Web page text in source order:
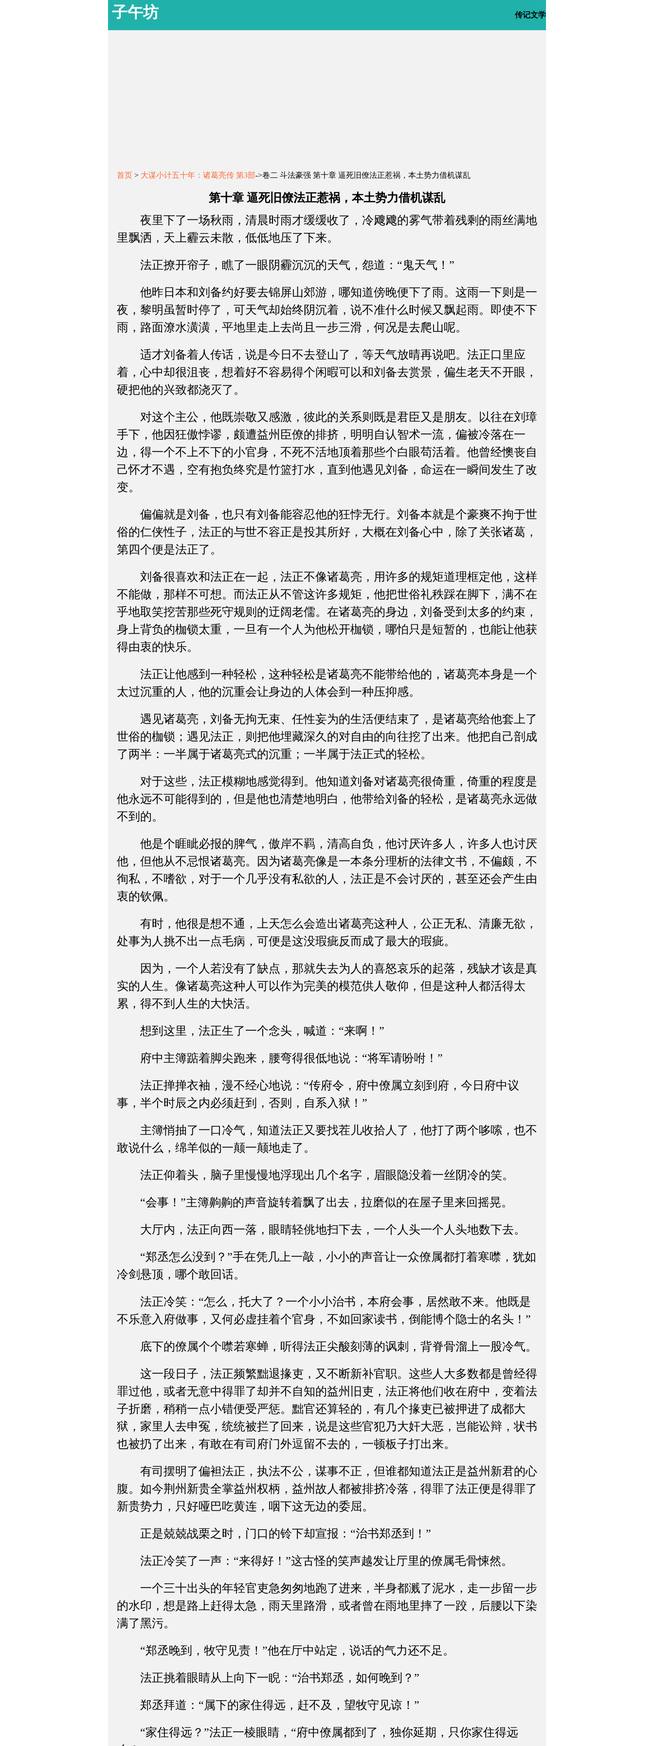
子午坊 传记文学
首页 > 大谋小计五十年：诸葛亮传 第3部->卷二 斗法豪强 第十章 逼死旧僚法正惹祸，本土势力借机谋乱
第十章 逼死旧僚法正惹祸，本土势力借机谋乱
夜里下了一场秋雨，清晨时雨才缓缓收了，冷飕飕的雾气带着残剩的雨丝满地
里飘洒，天上霾云未散，低低地压了下来。
法正撩开帘子，瞧了一眼阴霾沉沉的天气，怨道：“鬼天气！”
他昨日本和刘备约好要去锦屏山郊游，哪知道傍晚便下了雨。这雨一下则是一
夜，黎明虽暂时停了，可天气却始终阴沉着，说不准什么时候又飘起雨。即使不下
雨，路面潦水潢潢，平地里走上去尚且一步三滑，何况是去爬山呢。
适才刘备着人传话，说是今日不去登山了，等天气放晴再说吧。法正口里应
着，心中却很沮丧，想着好不容易得个闲暇可以和刘备去赏景，偏生老天不开眼，
硬把他的兴致都浇灭了。
对这个主公，他既崇敬又感激，彼此的关系则既是君臣又是朋友。以往在刘璋
手下，他因狂傲悖谬，颇遭益州臣僚的排挤，明明自认智术一流，偏被冷落在一
边，得一个不上不下的小官身，不死不活地顶着那些个白眼苟活着。他曾经懊丧自
己怀才不遇，空有抱负终究是竹篮打水，直到他遇见刘备，命运在一瞬间发生了改
变。
偏偏就是刘备，也只有刘备能容忍他的狂悖无行。刘备本就是个豪爽不拘于世
俗的仁侠性子，法正的与世不容正是投其所好，大概在刘备心中，除了关张诸葛，
第四个便是法正了。
刘备很喜欢和法正在一起，法正不像诸葛亮，用许多的规矩道理框定他，这样
不能做，那样不可想。而法正从不管这许多规矩，他把世俗礼秩踩在脚下，满不在
乎地取笑挖苦那些死守规则的迂阔老儒。在诸葛亮的身边，刘备受到太多的约束，
身上背负的枷锁太重，一旦有一个人为他松开枷锁，哪怕只是短暂的，也能让他获
得由衷的快乐。
法正让他感到一种轻松，这种轻松是诸葛亮不能带给他的，诸葛亮本身是一个
太过沉重的人，他的沉重会让身边的人体会到一种压抑感。
遇见诸葛亮，刘备无拘无束、任性妄为的生活便结束了，是诸葛亮给他套上了
世俗的枷锁；遇见法正，则把他埋藏深久的对自由的向往挖了出来。他把自己剖成
了两半：一半属于诸葛亮式的沉重；一半属于法正式的轻松。
对于这些，法正模糊地感觉得到。他知道刘备对诸葛亮很倚重，倚重的程度是
他永远不可能得到的，但是他也清楚地明白，他带给刘备的轻松，是诸葛亮永远做
不到的。
他是个睚眦必报的脾气，傲岸不羁，清高自负，他讨厌许多人，许多人也讨厌
他，但他从不忌恨诸葛亮。因为诸葛亮像是一本条分理析的法律文书，不偏颇，不
徇私，不嗜欲，对于一个几乎没有私欲的人，法正是不会讨厌的，甚至还会产生由
衷的钦佩。
有时，他很是想不通，上天怎么会造出诸葛亮这种人，公正无私、清廉无欲，
处事为人挑不出一点毛病，可便是这没瑕疵反而成了最大的瑕疵。
因为，一个人若没有了缺点，那就失去为人的喜怒哀乐的起落，残缺才该是真
实的人生。像诸葛亮这种人可以作为完美的模范供人敬仰，但是这种人都活得太
累，得不到人生的大快活。
想到这里，法正生了一个念头，喊道：“来啊！”
府中主簿踮着脚尖跑来，腰弯得很低地说：“将军请吩咐！”
法正掸掸衣袖，漫不经心地说：“传府令，府中僚属立刻到府，今日府中议
事，半个时辰之内必须赶到，否则，自系入狱！”
主簿悄抽了一口冷气，知道法正又要找茬儿收拾人了，他打了两个哆嗦，也不
敢说什么，绵羊似的一颠一颠地走了。
法正仰着头，脑子里慢慢地浮现出几个名字，眉眼隐没着一丝阴冷的笑。
“会事！”主簿齁齁的声音旋转着飘了出去，拉磨似的在屋子里来回摇晃。
大厅内，法正向西一落，眼睛轻佻地扫下去，一个人头一个人头地数下去。
“郑丞怎么没到？”手在凭几上一敲，小小的声音让一众僚属都打着寒噤，犹如
冷剑悬顶，哪个敢回话。
法正冷笑：“怎么，托大了？一个小小治书，本府会事，居然敢不来。他既是
不乐意入府做事，又何必虚挂着个官身，不如回家读书，倒能博个隐士的名头！”
底下的僚属个个噤若寒蝉，听得法正尖酸刻薄的讽刺，背脊骨溜上一股冷气。
这一段日子，法正频繁黜退掾吏，又不断新补官职。这些人大多数都是曾经得
罪过他，或者无意中得罪了却并不自知的益州旧吏，法正将他们收在府中，变着法
子折磨，稍稍一点小错便受严惩。黜官还算轻的，有几个掾吏已被押进了成都大
狱，家里人去申冤，统统被拦了回来，说是这些官犯乃大奸大恶，岂能讼辩，状书
也被扔了出来，有敢在有司府门外逗留不去的，一顿板子打出来。
有司摆明了偏袒法正，执法不公，谋事不正，但谁都知道法正是益州新君的心
腹。如今荆州新贵全掌益州权柄，益州故人都被排挤冷落，得罪了法正便是得罪了
新贵势力，只好哑巴吃黄连，咽下这无边的委屈。
正是兢兢战栗之时，门口的铃下却宣报：“治书郑丞到！”
法正冷笑了一声：“来得好！”这古怪的笑声越发让厅里的僚属毛骨悚然。
一个三十出头的年轻官吏急匆匆地跑了进来，半身都溅了泥水，走一步留一步
的水印，想是路上赶得太急，雨天里路滑，或者曾在雨地里摔了一跤，后腰以下染
满了黑污。
“郑丞晚到，牧守见责！”他在厅中站定，说话的气力还不足。
法正挑着眼睛从上向下一睨：“治书郑丞，如何晚到？”
郑丞拜道：“属下的家住得远，赶不及，望牧守见谅！”
“家住得远？”法正一棱眼睛，“府中僚属都到了，独你延期，只你家住得远